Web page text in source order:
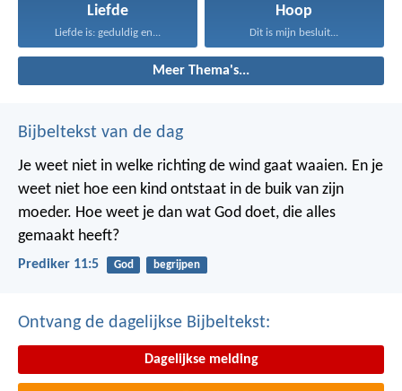
Liefde
Liefde is: geduldig en...
Hoop
Dit is mijn besluit...
Meer Thema's...
Bijbeltekst van de dag
Je weet niet in welke richting de wind gaat waaien. En je
weet niet hoe een kind ontstaat in de buik van zijn
moeder. Hoe weet je dan wat God doet, die alles
gemaakt heeft?
Prediker 11:5 God begrijpen
Ontvang de dagelijkse Bijbeltekst:
Dagelijkse melding